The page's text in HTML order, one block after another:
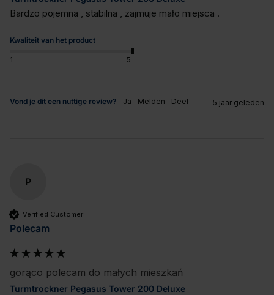
Bardzo pojemna , stabilna , zajmuje mało miejsca .
Kwaliteit van het product
1 5
Vond je dit een nuttige review? Ja Melden Deel 5 jaar geleden
P
Verified Customer
Polecam
gorąco polecam do małych mieszkań
Turmtrockner Pegasus Tower 200 Deluxe